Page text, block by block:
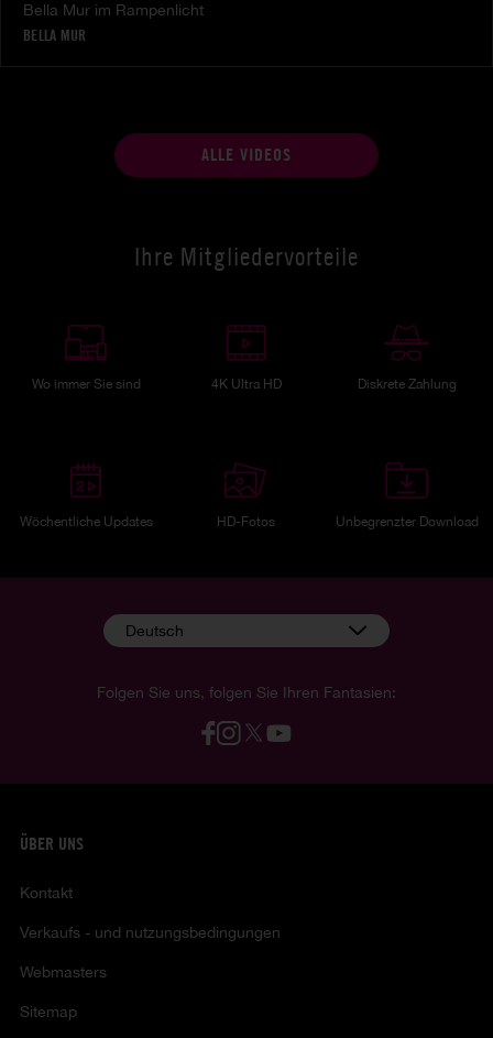
Bella Mur im Rampenlicht
BELLA MUR
ALLE VIDEOS
Ihre Mitgliedervorteile
Wo immer Sie sind 4K Ultra HD Diskrete Zahlung
Wöchentliche Updates HD-Fotos Unbegrenzter Download
Folgen Sie uns, folgen Sie Ihren Fantasien:
Deutsch
ÜBER UNS
Kontakt
Verkaufs - und nutzungsbedingungen
Webmasters
Sitemap